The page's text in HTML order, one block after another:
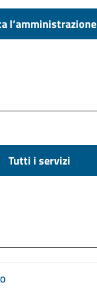
l’amministrazione
Tutti i servizi